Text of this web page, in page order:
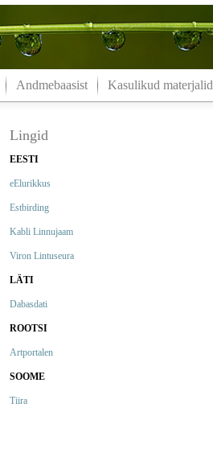
Andmebaasist Kasulikud materjalid
Lingid
EESTI
eElurikkus
Estbirding
Kabli Linnujaam
Viron Lintuseura
LÄTI
Dabasdati
ROOTSI
Artportalen
SOOME
Tiira